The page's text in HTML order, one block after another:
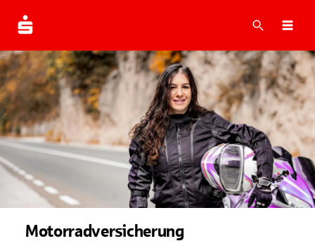
Suche
Motorradversicherung